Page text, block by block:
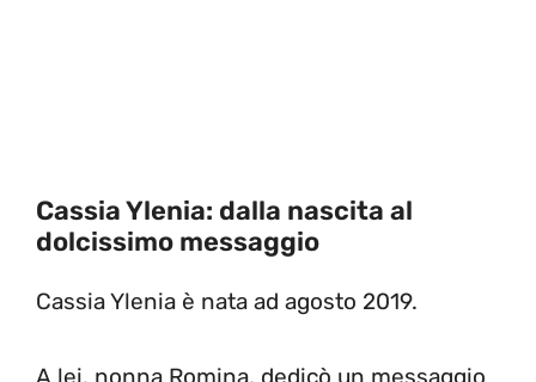
Cassia Ylenia: dalla nascita al
dolcissimo messaggio
Cassia Ylenia è nata ad agosto 2019.
A lei, nonna Romina, dedicò un messaggio